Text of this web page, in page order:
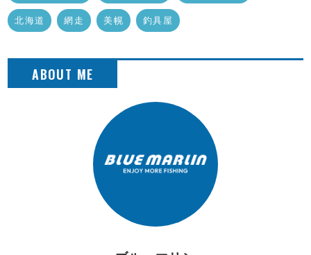
北海道 網走 美幌 釣具屋